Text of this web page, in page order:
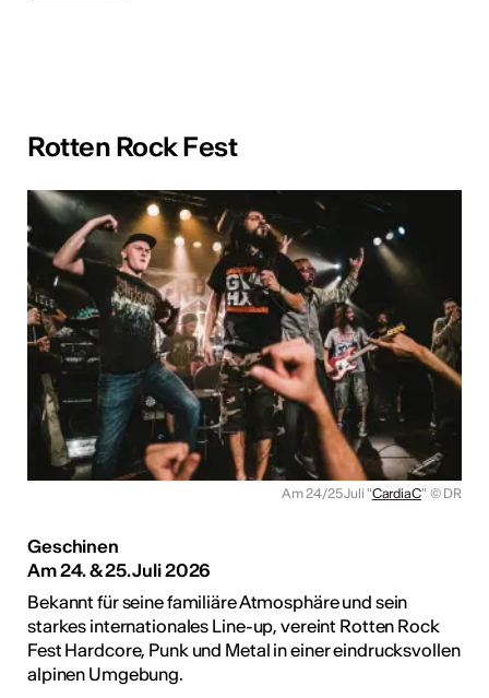
Rotten Rock Fest
Am 24/25 Juli "CardiaC" © DR
Geschinen
Am 24. & 25. Juli 2026
Bekannt für seine familiäre Atmosphäre und sein
starkes internationales Line-up, vereint Rotten Rock
Fest Hardcore, Punk und Metal in einer eindrucksvollen
alpinen Umgebung.